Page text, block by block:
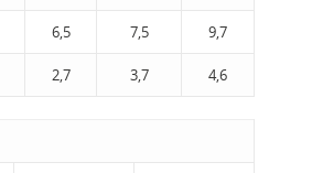
6,5 7,5 9,7
2,7 3,7 4,6